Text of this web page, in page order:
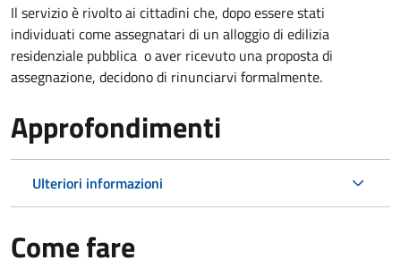
Il servizio è rivolto ai cittadini che, dopo essere stati
individuati come assegnatari di un alloggio di edilizia
residenziale pubblica o aver ricevuto una proposta di
assegnazione, decidono di rinunciarvi formalmente.
Approfondimenti
Ulteriori informazioni
Come fare